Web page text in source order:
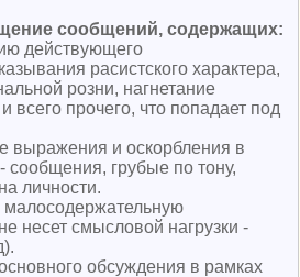
сообщений, содержащих:
действующего
расистского характера,
розни, нагнетание
всего прочего, что попадает под
выражения и оскорбления в
грубые по тону,
личности.
несет смысловой нагрузки -
обсуждения в рамках